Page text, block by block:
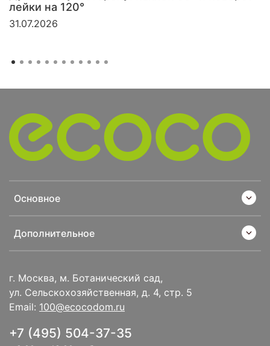
лейки на 120°
31.07.2026
г. Москва, м. Ботанический сад,
ул. Сельскохозяйственная, д. 4, стр. 5
Email: 100@ecocodom.ru
+7 (495) 504-37-35
Основное
Дополнительное